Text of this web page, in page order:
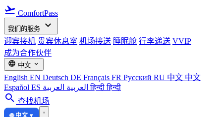
flight_takeoff ComfortPass
我们的服务 expand_more
迎宾接机 贵宾休息室 机场接送 睡眠舱 行李递送 VVIP
成为合作伙伴
language 中文 expand_more
English EN Deutsch DE Français FR Русский RU 中文 中文
Español ES العربية العربية हिन्दीहिन्दी
search 查找机场
🌐 中文 ▾